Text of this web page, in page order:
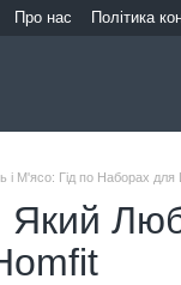
Про нас Політика
і М'ясо: Гід по Наборах